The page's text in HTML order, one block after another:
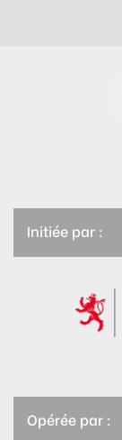
Initiée par :
Opérée par :